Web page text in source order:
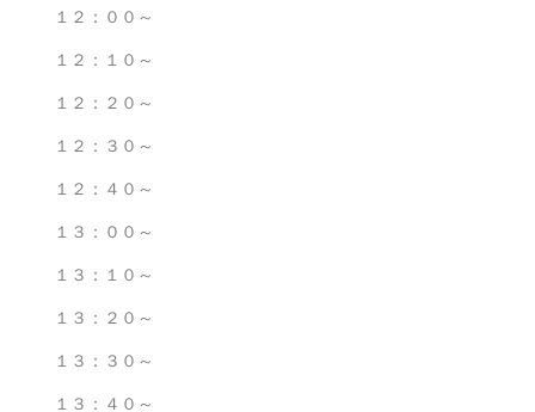
１２：００～
１２：１０～
１２：２０～
１２：３０～
１２：４０～
１３：００～
１３：１０～
１３：２０～
１３：３０～
１３：４０～